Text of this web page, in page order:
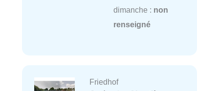
dimanche : non
renseigné
Friedhof